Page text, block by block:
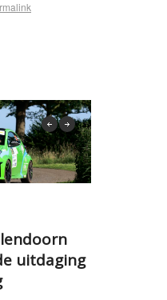
previous
uitdaging